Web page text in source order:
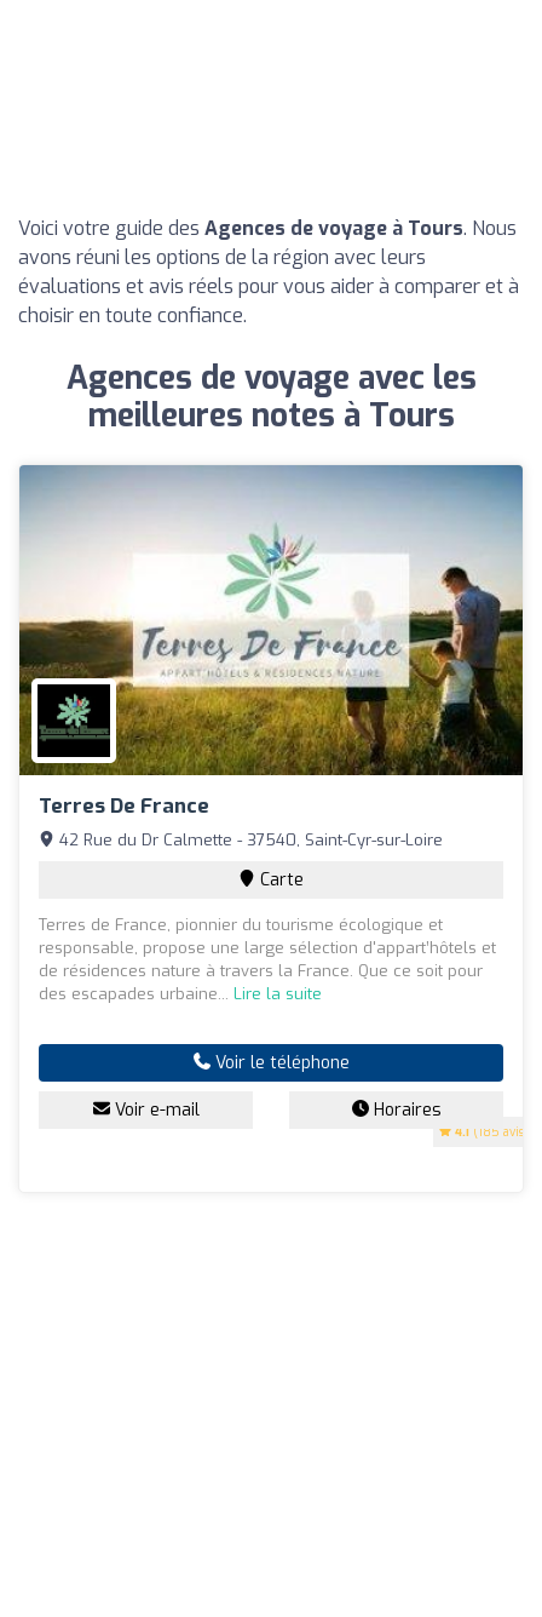
Voici votre guide des Agences de voyage à Tours. Nous
avons réuni les options de la région avec leurs
évaluations et avis réels pour vous aider à comparer et à
choisir en toute confiance.
Agences de voyage avec les
meilleures notes à Tours
Terres De France
4.1 (185 avis)
42 Rue du Dr Calmette - 37540, Saint-Cyr-sur-Loire
Carte
Terres de France, pionnier du tourisme écologique et
responsable, propose une large sélection d'appart’hôtels et
de résidences nature à travers la France. Que ce soit pour
des escapades urbaine... Lire la suite
Voir le téléphone
Voir e-mail Horaires